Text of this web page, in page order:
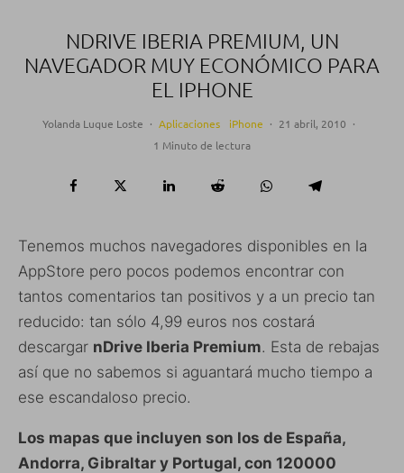
NDRIVE IBERIA PREMIUM, UN
NAVEGADOR MUY ECONÓMICO PARA
EL IPHONE
Yolanda Luque Loste · Aplicaciones iPhone · 21 abril, 2010 ·
1 Minuto de lectura
Tenemos muchos navegadores disponibles en la
AppStore pero pocos podemos encontrar con
tantos comentarios tan positivos y a un precio tan
reducido: tan sólo 4,99 euros nos costará
descargar nDrive Iberia Premium. Esta de rebajas
así que no sabemos si aguantará mucho tiempo a
ese escandaloso precio.
Los mapas que incluyen son los de España,
Andorra, Gibraltar y Portugal, con 120000